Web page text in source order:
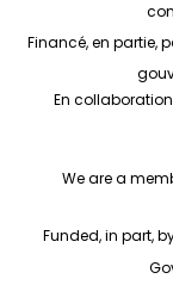
Financé, en partie,
En
We are a
Funded, in part,